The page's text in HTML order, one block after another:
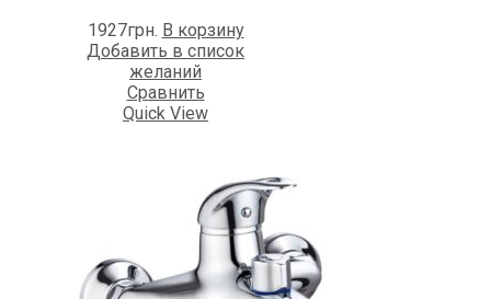
1927грн. В корзину
Добавить в список
желаний
Сравнить
Quick View